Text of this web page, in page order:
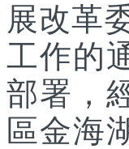
展改革
工作的
部署，
區金海